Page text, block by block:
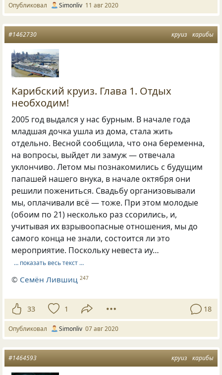
Опубликовал Simonliv 11 авг 2020
круиз карибы
#1462730
Карибский круиз. Глава 1. Отдых
необходим!
2005 год выдался у нас бурным. В начале года
младшая дочка ушла из дома, стала жить
отдельно. Весной сообщила, что она беременна,
на вопросы, выйдет ли замуж — отвечала
уклончиво. Летом мы познакомились с будущим
папашей нашего внука, в начале октября они
решили пожениться. Свадьбу организовывали
мы, оплачивали всё — тоже. При этом молодые
(обоим по 21) несколько раз ссорились, и,
учитывая их взрывоопасные отношения, мы до
самого конца не знали, состоится ли это
мероприятие. Поскольку невеста иу…
… показать весь текст …
© Семён Лившиц 247
33 1 18
Опубликовал Simonliv 07 авг 2020
круиз карибы
#1464593